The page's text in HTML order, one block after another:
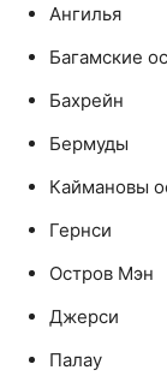
Ангилья
Багамские
Бахрейн
Бермуды
Каймановы
Гернси
Остров Мэн
Джерси
Палау